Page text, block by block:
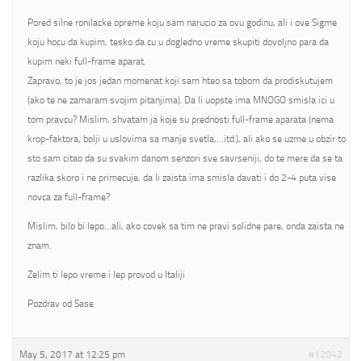
Pored silne ronilacke opreme koju sam narucio za ovu godinu, ali i ove Sigme
koju hocu da kupim, tesko da cu u dogledno vreme skupiti dovoljno para da
kupim neki full-frame aparat.
Zapravo, to je jos jedan momenat koji sam hteo sa tobom da prodiskutujem
(ako te ne zamaram svojim pitanjima). Da li uopste ima MNOGO smisla ici u
tom pravcu? Mislim, shvatam ja koje su prednosti full-frame aparata (nema
krop-faktora, bolji u uslovima sa manje svetla,…itd.), ali ako se uzme u obzir to
sto sam citao da su svakim danom senzori sve savrseniji, do te mere da se ta
razlika skoro i ne primecuje, da li zaista ima smisla davati i do 2-4 puta vise
novca za full-frame?
Mislim, bilo bi lepo…ali, ako covek sa tim ne pravi solidne pare, onda zaista ne
znam.
Zelim ti lepo vreme i lep provod u Italiji
Pozdrav od Sase
May 5, 2017 at 12:25 pm #12042